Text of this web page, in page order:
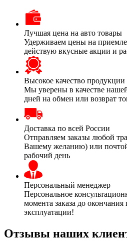
Лучшая цена на авто товары
Удерживаем цены на
действую вкусные акции и
Высокое качество продукции
Мы уверены в качестве
дней на обмен или возврат
Доставка по всей России
Отправляем заказы любой
Вашему желанию) или
рабочий день
Персональный менеджер
Персональное
момента заказа до окончания
эксплуатации!
Отзывы наших